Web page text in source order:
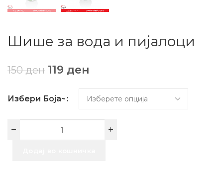
Шише за вода и пијалоци
150ден 119 ден
Избери Боја~